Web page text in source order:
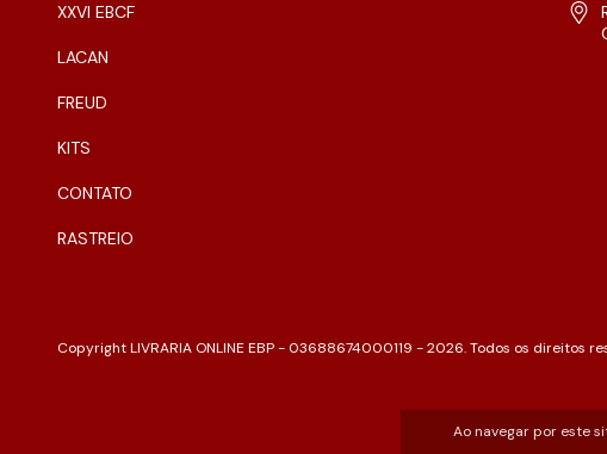
Ao navegar por este
XXVI EBCF
LACAN
FREUD
KITS
CONTATO
RASTREIO
Copyright LIVRARIA ONLINE EBP - 03688674000119 - 2026. Todos os direitos